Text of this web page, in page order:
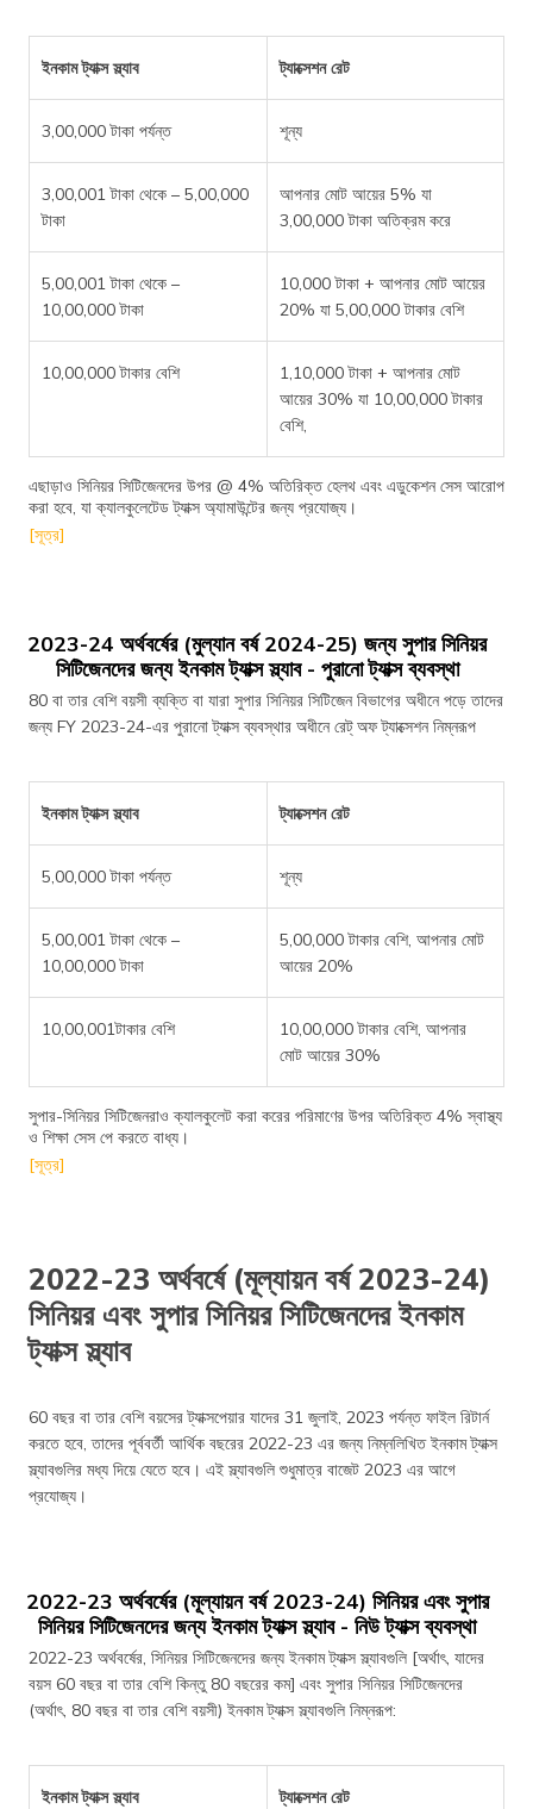
ইনকাম ট্যাক্স স্ল্যাব ট্যাক্সেশন রেট
3,00,000 টাকা পর্যন্ত শূন্য
3,00,001 টাকা থেকে – 5,00,000
টাকা
আপনার মোট আয়ের 5% যা
3,00,000 টাকা অতিক্রম করে
5,00,001 টাকা থেকে –
10,00,000 টাকা
10,000 টাকা + আপনার মোট আয়ের
20% যা 5,00,000 টাকার বেশি
10,00,000 টাকার বেশি
1,10,000 টাকা + আপনার মোট
আয়ের 30% যা 10,00,000 টাকার
বেশি,
এছাড়াও সিনিয়র সিটিজেনদের উপর @ 4% অতিরিক্ত হেলথ এবং এডুকেশন সেস আরোপ
করা হবে, যা ক্যালকুলেটেড ট্যাক্স অ্যামাউন্টের জন্য প্রযোজ্য।
[সূত্র]
2023-24 অর্থবর্ষের (মুল্যান বর্ষ 2024-25) জন্য সুপার সিনিয়র
সিটিজেনদের জন্য ইনকাম ট্যাক্স স্ল্যাব - পুরানো ট্যাক্স ব্যবস্থা
80 বা তার বেশি বয়সী ব্যক্তি বা যারা সুপার সিনিয়র সিটিজেন বিভাগের অধীনে পড়ে তাদের
জন্য FY 2023-24-এর পুরানো ট্যাক্স ব্যবস্থার অধীনে রেট্ অফ ট্যাক্সেশন নিম্নরূপ
ইনকাম ট্যাক্স স্ল্যাব ট্যাক্সেশন রেট
5,00,000 টাকা পর্যন্ত শূন্য
5,00,001 টাকা থেকে –
10,00,000 টাকা
5,00,000 টাকার বেশি, আপনার মোট
আয়ের 20%
10,00,001টাকার বেশি
10,00,000 টাকার বেশি, আপনার
মোট আয়ের 30%
সুপার-সিনিয়র সিটিজেনরাও ক্যালকুলেট করা করের পরিমাণের উপর অতিরিক্ত 4% স্বাস্থ্য
ও শিক্ষা সেস পে করতে বাধ্য।
[সূত্র]
2022-23 অর্থবর্ষে (মূল্যায়ন বর্ষ 2023-24)
সিনিয়র এবং সুপার সিনিয়র সিটিজেনদের ইনকাম
ট্যাক্স স্ল্যাব
60 বছর বা তার বেশি বয়সের ট্যাক্সপেয়ার যাদের 31 জুলাই, 2023 পর্যন্ত ফাইল রিটার্ন
করতে হবে, তাদের পূর্ববর্তী আর্থিক বছরের 2022-23 এর জন্য নিম্নলিখিত ইনকাম ট্যাক্স
স্ল্যাবগুলির মধ্য দিয়ে যেতে হবে। এই স্ল্যাবগুলি শুধুমাত্র বাজেট 2023 এর আগে
প্রযোজ্য।
2022-23 অর্থবর্ষের (মূল্যায়ন বর্ষ 2023-24) সিনিয়র এবং সুপার
সিনিয়র সিটিজেনদের জন্য ইনকাম ট্যাক্স স্ল্যাব - নিউ ট্যাক্স ব্যবস্থা
2022-23 অর্থবর্ষের, সিনিয়র সিটিজেনদের জন্য ইনকাম ট্যাক্স স্ল্যাবগুলি [অর্থাৎ, যাদের
বয়স 60 বছর বা তার বেশি কিন্তু 80 বছরের কম] এবং সুপার সিনিয়র সিটিজেনদের
(অর্থাৎ, 80 বছর বা তার বেশি বয়সী) ইনকাম ট্যাক্স স্ল্যাবগুলি নিম্নরূপ:
ইনকাম ট্যাক্স স্ল্যাব ট্যাক্সেশন রেট